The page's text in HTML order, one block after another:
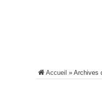
Accueil » Archives